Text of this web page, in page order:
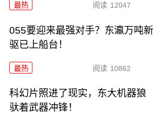
最热 阅读 12047
055要迎来最强对手？东瀛万吨新
驱已上船台！
最热 阅读 10862
科幻片照进了现实，东大机器狼
驮着武器冲锋！